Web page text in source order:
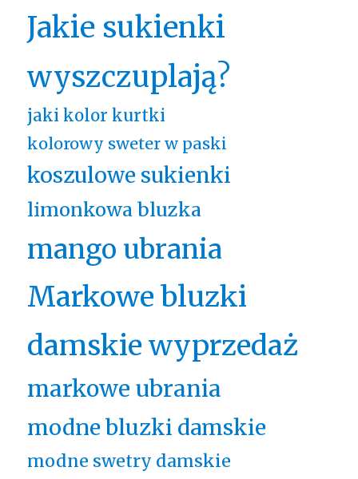
Jakie sukienki
wyszczuplają?
jaki kolor kurtki
kolorowy sweter w paski
koszulowe sukienki
limonkowa bluzka
mango ubrania
Markowe bluzki
damskie wyprzedaż
markowe ubrania
modne bluzki damskie
modne swetry damskie